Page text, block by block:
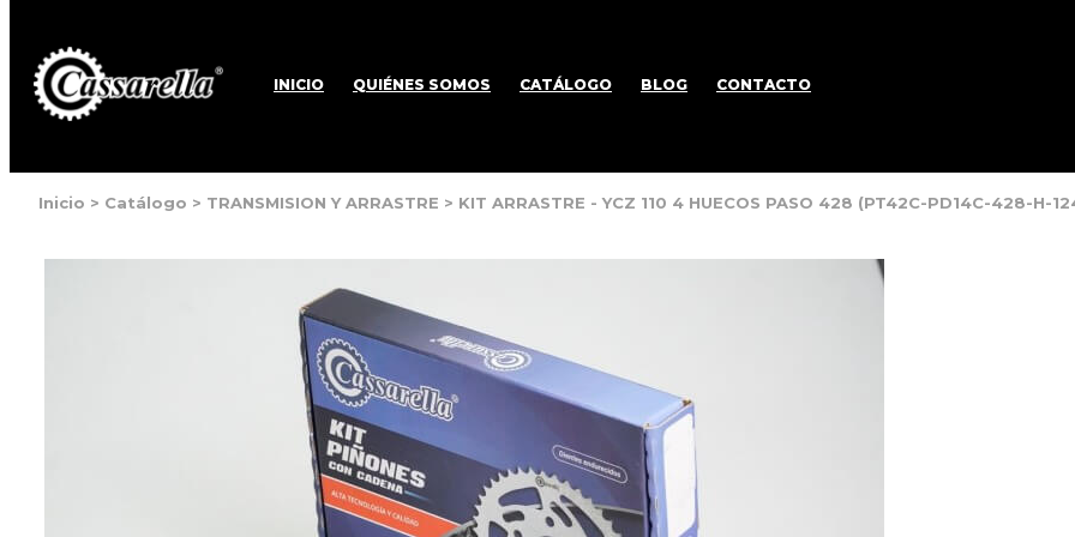
INICIO QUIÉNES SOMOS CATÁLOGO BLOG CONTACTO
Inicio > Catálogo > TRANSMISION Y ARRASTRE > KIT ARRASTRE - YCZ 110 4 HUECOS PASO 428 (PT42C-PD14C-428-H-